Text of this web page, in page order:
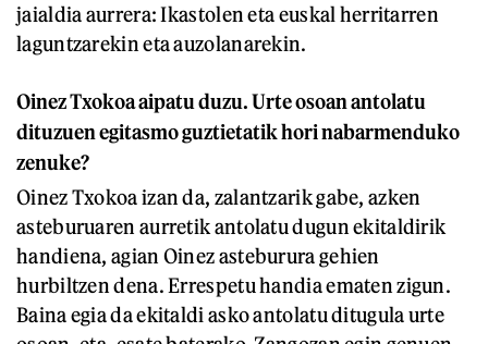
jaialdia aurrera: Ikastolen eta euskal herritarren
laguntzarekin eta auzolanarekin.
Oinez Txokoa aipatu duzu. Urte osoan antolatu
dituzuen egitasmo guztietatik hori nabarmenduko
zenuke?
Oinez Txokoa izan da, zalantzarik gabe, azken
asteburuaren aurretik antolatu dugun ekitaldirik
handiena, agian Oinez asteburura gehien
hurbiltzen dena. Errespetu handia ematen zigun.
Baina egia da ekitaldi asko antolatu ditugula urte